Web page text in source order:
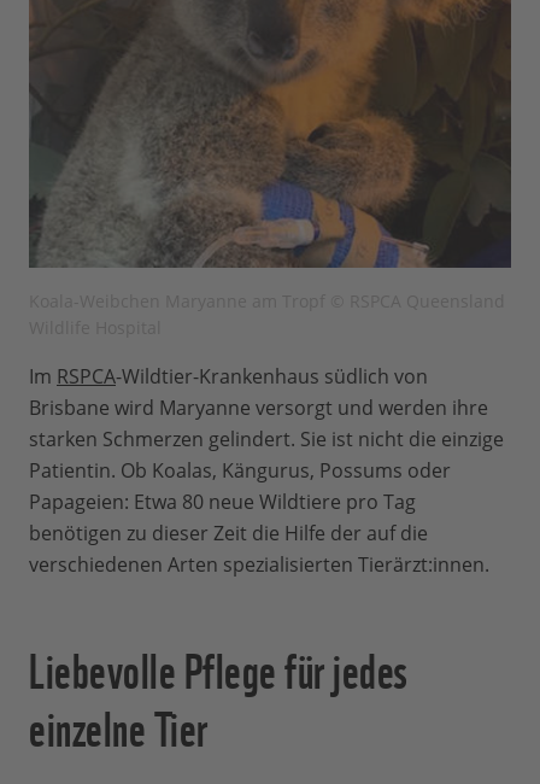
Im RSPCA-Wildtier-Krankenhaus südlich von
Brisbane wird Maryanne versorgt und werden ihre
starken Schmerzen gelindert. Sie ist nicht die einzige
Patientin. Ob Koalas, Kängurus, Possums oder
Papageien: Etwa 80 neue Wildtiere pro Tag
benötigen zu dieser Zeit die Hilfe der auf die
verschiedenen Arten spezialisierten Tierärzt:innen.
Liebevolle Pflege für jedes
einzelne Tier